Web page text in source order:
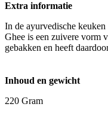
Extra informatie
In de ayurvedische
Ghee is een zuivere vorm
gebakken en heeft
Inhoud en gewicht
220 Gram